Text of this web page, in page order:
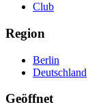
Club
Region
Berlin
Deutschland
Geöffnet